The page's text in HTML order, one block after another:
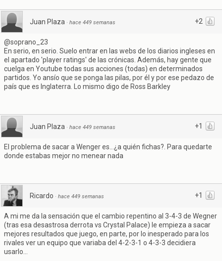
+2
Juan Plaza · hace 449 semanas
@soprano_23
En serio, en serio. Suelo entrar en las webs de los diarios ingleses en
el apartado 'player ratings' de las crónicas. Además, hay gente que
cuelga en Youtube todas sus acciones (todas) en determinados
partidos. Yo ansío que se ponga las pilas, por él y por ese pedazo de
país que es Inglaterra. Lo mismo digo de Ross Barkley
+1
Juan Plaza · hace 449 semanas
El problema de sacar a Wenger es...¿a quién fichas?. Para quedarte
donde estabas mejor no menear nada
+1
Ricardo · hace 449 semanas
A mi me da la sensación que el cambio repentino al 3-4-3 de Wegner
(tras esa desastrosa derrota vs Crystal Palace) le empieza a sacar
mejores resultados que juego, en parte, por lo inesperado para los
rivales ver un equipo que variaba del 4-2-3-1 o 4-3-3 decidiera
usarlo...